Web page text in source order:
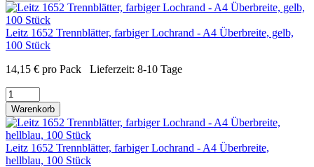
Leitz 1652 Trennblätter, farbiger Lochrand - A4 Überbreite, gelb,
100 Stück
14,15 € pro Pack Lieferzeit: 8-10 Tage
Warenkorb
Leitz 1652 Trennblätter, farbiger Lochrand - A4 Überbreite,
hellblau, 100 Stück